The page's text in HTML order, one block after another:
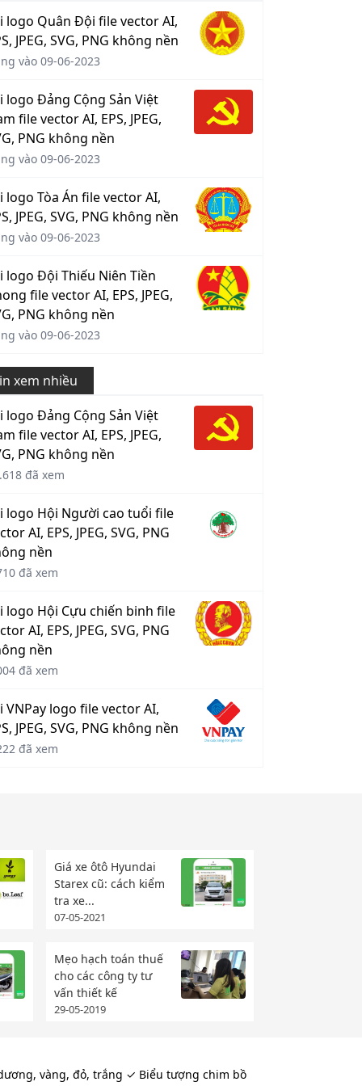
logo Quân Đội file vector AI,
JPEG, SVG, PNG không nền
vào 09-06-2023
logo Đảng Cộng Sản Việt
file vector AI, EPS, JPEG,
PNG không nền
vào 09-06-2023
logo Tòa Án file vector AI,
JPEG, SVG, PNG không nền
vào 09-06-2023
logo Đội Thiếu Niên Tiền
file vector AI, EPS, JPEG,
PNG không nền
vào 09-06-2023
xem nhiều
logo Đảng Cộng Sản Việt
file vector AI, EPS, JPEG,
PNG không nền
đã xem
logo Hội Người cao tuổi file
AI, EPS, JPEG, SVG, PNG
nền
đã xem
logo Hội Cựu chiến binh file
AI, EPS, JPEG, SVG, PNG
nền
đã xem
VNPay logo file vector AI,
JPEG, SVG, PNG không nền
đã xem
Giá xe ôtô Hyundai
Starex cũ: cách kiểm
tra xe...
07-05-2021
Mẹo hạch toán thuế
cho các công ty tư
vấn thiết kế
29-05-2019
vàng, đỏ, trắng ✓ Biểu tượng chim bồ